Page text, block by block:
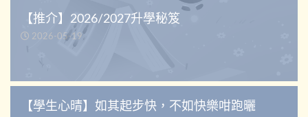
【推介】2026/2027升學秘笈
2026-05-19
【學生心晴】如其起步快，不如快樂咁跑曬